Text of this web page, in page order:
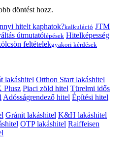
döntést hozz.
hitelt kaphatok?kalkuláció JTM
útmutatólépések Hitelképesség
feltételekgyakori kérdések
lakáshitel Otthon Start lakáshitel
Plusz Piaci zöld hitel Türelmi idős
Adósságrendező hitel Építési hitel
Gránit lakáshitel K&H lakáshitel
OTP lakáshitel Raiffeisen